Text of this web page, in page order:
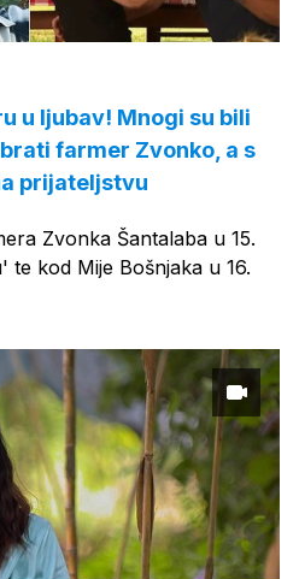
u ljubav! Mnogi su bili
farmer Zvonko, a s
prijateljstvu
Zvonka Šantalaba u 15.
te kod Mije Bošnjaka u 16.